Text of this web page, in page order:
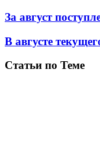
За август
В августе
Статьи по Теме